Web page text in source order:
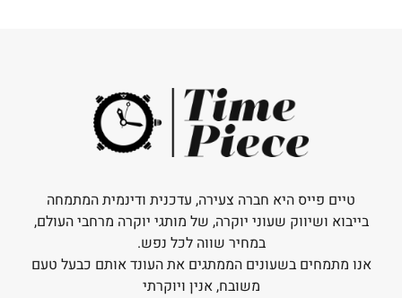
טיים פייס היא חברה צעירה, עדכנית ודינמית המתמחה
בייבוא ושיווק שעוני יוקרה, של מותגי יוקרה מרחבי העולם,
במחיר שווה לכל נפש.
אנו מתמחים בשעונים הממתגים את העונד אותם כבעל טעם
משובח, אנין ויוקרתי